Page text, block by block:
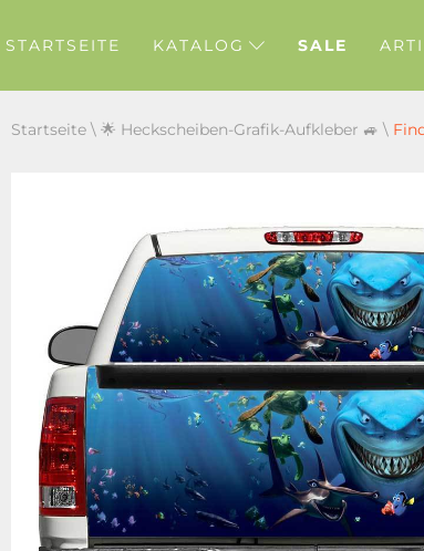
STARTSEITE KATALOG SALE
Startseite \ 🌟 Heckscheiben-Grafik-Aufkleber 🚙 \